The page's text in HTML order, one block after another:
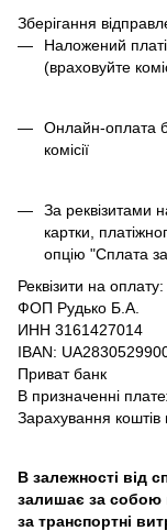
Зберігання
Наложений
(враховуйте
Онлайн-оплата
комісії
За реквізитами
картки,
опцію "Сплата
Реквізити на оплату:
ФОП Рудько Б.А.
ИНН 3161427014
IBAN:
Приват банк
В призначенні
Зарахування коштів
В залежності від
залишає за собою
за транспортні